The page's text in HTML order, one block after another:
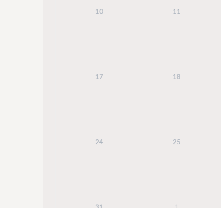
10 11
17 18
24 25